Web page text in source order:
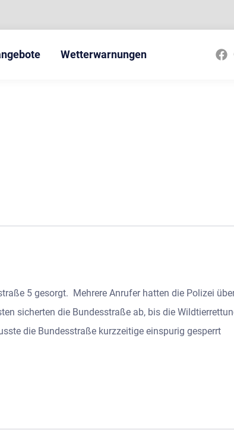
Wetterwarnungen
5 gesorgt. Mehrere Anrufer hatten die Polizei
sicherten die Bundesstraße ab, bis die
die Bundesstraße kurzzeitige einspurig gesperrt